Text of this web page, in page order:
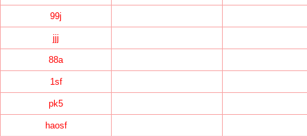
99j
jjj
88a
1sf
pk5
haosf